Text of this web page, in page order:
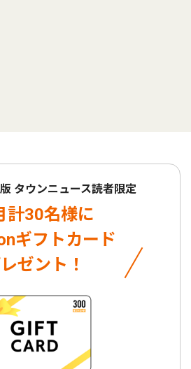
タウンニュース読者限定
計30名様に
ギフトカード
ゼント！